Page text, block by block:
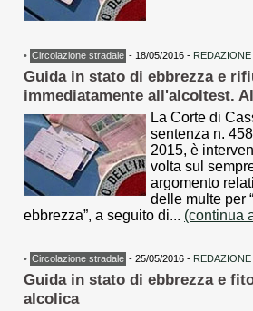
• Circolazione stradale - 18/05/2016 -
Guida in stato di ebbrezza e
immediatamente all'alcoltest.
La Corte di
sentenza n.
2015, è
volta sul
argomento
delle multe per
ebbrezza”, a seguito di... (continua
• Circolazione stradale - 25/05/2016 -
Guida in stato di ebbrezza e
alcolica